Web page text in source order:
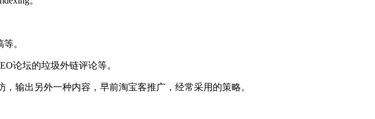
。
论坛的垃圾外链评论等。
输出另外一种内容，早前淘宝客推广，经常采用的策略。